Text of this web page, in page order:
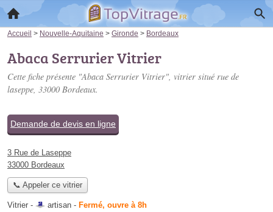
Accueil > Nouvelle-Aquitaine > Gironde > Bordeaux
Abaca Serrurier Vitrier
Cette fiche présente "Abaca Serrurier Vitrier", vitrier situé rue de
laseppe, 33000 Bordeaux.
Demande de devis en ligne
3 Rue de Laseppe
33000 Bordeaux
📞 Appeler ce vitrier
Vitrier - artisan - Fermé, ouvre à 8h